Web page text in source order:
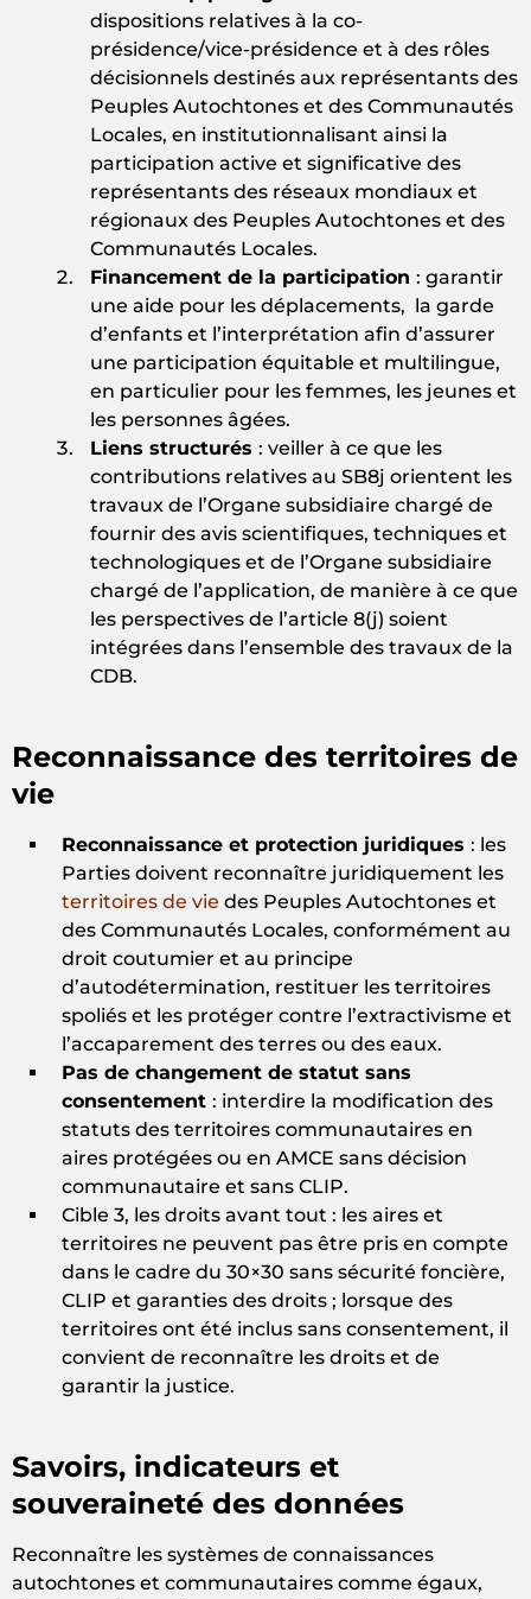
dispositions relatives à la co-
présidence/vice-présidence et à des rôles
décisionnels destinés aux représentants des
Peuples Autochtones et des Communautés
Locales, en institutionnalisant ainsi la
participation active et significative des
représentants des réseaux mondiaux et
régionaux des Peuples Autochtones et des
Communautés Locales.
Financement de la participation : garantir
une aide pour les déplacements, la garde
d’enfants et l’interprétation afin d’assurer
une participation équitable et multilingue,
en particulier pour les femmes, les jeunes et
les personnes âgées.
Liens structurés : veiller à ce que les
contributions relatives au SB8j orientent les
travaux de l’Organe subsidiaire chargé de
fournir des avis scientifiques, techniques et
technologiques et de l’Organe subsidiaire
chargé de l’application, de manière à ce que
les perspectives de l’article 8(j) soient
intégrées dans l’ensemble des travaux de la
CDB.
Reconnaissance des territoires de
vie
Reconnaissance et protection juridiques : les
Parties doivent reconnaître juridiquement les
territoires de vie des Peuples Autochtones et
des Communautés Locales, conformément au
droit coutumier et au principe
d’autodétermination, restituer les territoires
spoliés et les protéger contre l’extractivisme et
l’accaparement des terres ou des eaux.
Pas de changement de statut sans
consentement : interdire la modification des
statuts des territoires communautaires en
aires protégées ou en AMCE sans décision
communautaire et sans CLIP.
Cible 3, les droits avant tout : les aires et
territoires ne peuvent pas être pris en compte
dans le cadre du 30×30 sans sécurité foncière,
CLIP et garanties des droits ; lorsque des
territoires ont été inclus sans consentement, il
convient de reconnaître les droits et de
garantir la justice.
Savoirs, indicateurs et
souveraineté des données
Reconnaître les systèmes de connaissances
autochtones et communautaires comme égaux,